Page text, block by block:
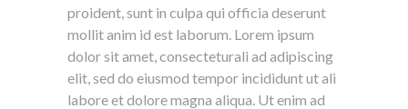
proident, sunt in culpa qui officia deserunt
mollit anim id est laborum. Lorem ipsum
dolor sit amet, consecteturali ad adipiscing
elit, sed do eiusmod tempor incididunt ut ali
labore et dolore magna aliqua. Ut enim ad